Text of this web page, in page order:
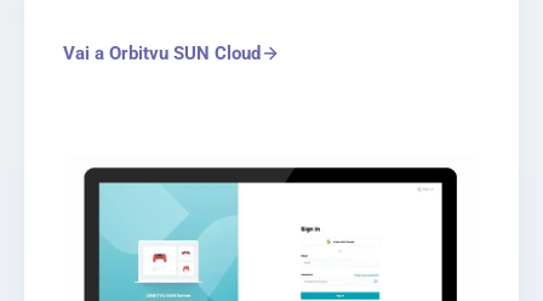
Vai a Orbitvu SUN Cloud